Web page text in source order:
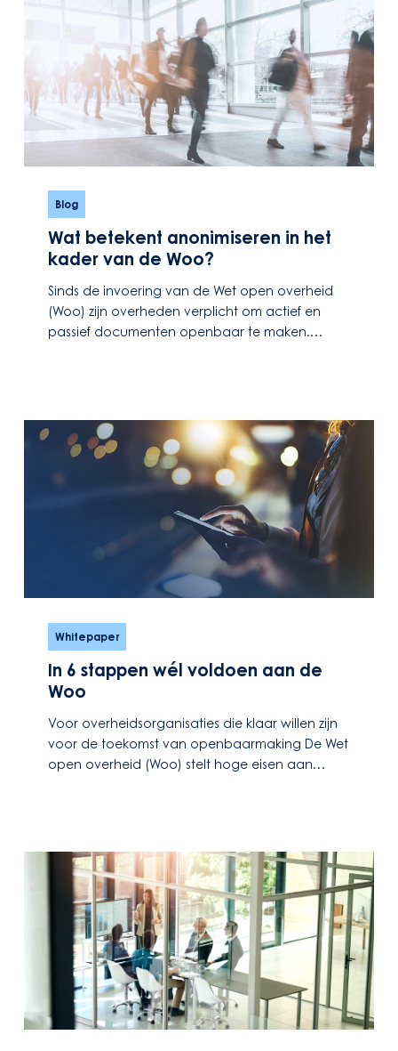
anonimiseren
Woo?
Blog
Wat betekent anonimiseren in het
kader van de Woo?
Sinds de invoering van de Wet open overheid
(Woo) zijn overheden verplicht om actief en
passief documenten openbaar te maken.…
stappen
voldoen
Woo
Whitepaper
In 6 stappen wél voldoen aan de
Woo
Voor overheidsorganisaties die klaar willen zijn
voor de toekomst van openbaarmaking De Wet
open overheid (Woo) stelt hoge eisen aan…